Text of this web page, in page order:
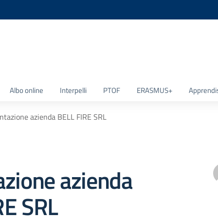
Albo online Interpelli PTOF ERASMUS+
azienda BELL FIRE SRL
azienda
SRL